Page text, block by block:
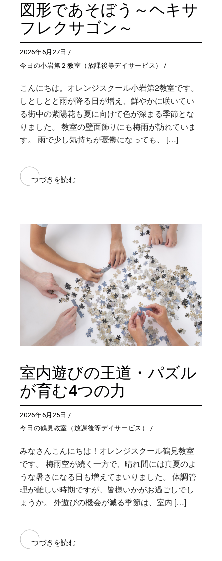
図形であそぼう～ヘキサ
フレクサゴン～
2026年6月27日
今日の小岩第２教室（放課後等デイサービス）
こんにちは。オレンジスクール小岩第2教室です。
しとしとと雨が降る日が増え、鮮やかに咲いてい
る街中の紫陽花も夏に向けて色が深まる季節とな
りました。 教室の壁面飾りにも梅雨が訪れていま
す。 雨で少し気持ちが憂鬱になっても、 […]
つづきを読む
室内遊びの王道・パズル
が育む4つの力
2026年6月25日
今日の鶴見教室（放課後等デイサービス）
みなさんこんにちは！オレンジスクール鶴見教室
です。 梅雨空が続く一方で、晴れ間には真夏のよ
うな暑さになる日も増えてまいりました。 体調管
理が難しい時期ですが、皆様いかがお過ごしでし
ょうか。 外遊びの機会が減る季節は、室内 […]
つづきを読む